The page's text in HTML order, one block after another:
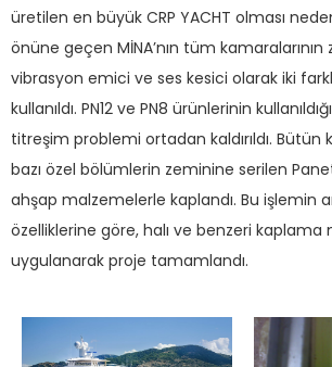
üretilen en büyük CRP YACHT olması
önüne geçen MİNA’nın tüm
vibrasyon emici ve ses kesici olarak iki
kullanıldı. PN12 ve PN8 ürünlerinin
titreşim problemi ortadan kaldırıldı. Bütün
bazı özel bölümlerin zeminine serilen
ahşap malzemelerle kaplandı. Bu işlemin
özelliklerine göre, halı ve benzeri kaplama
uygulanarak proje tamamlandı.